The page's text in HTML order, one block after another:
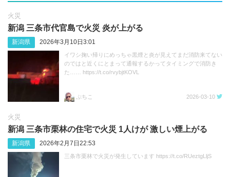
火災
新潟 三条市代官島で火災 炎が上がる
新潟県 2026年3月10日3:01
イワシ掬い帰りにめっちゃ黒煙と炎が見えてまだ消防来てない
のではと近くにとまって通報するかってタイミングで消防き
た…… https://t.co/rvybjtKOVL
ぷちこ 2026-03-10
火災
新潟 三条市栗林の住宅で火災 1人けが 激しい煙上がる
新潟県 2026年2月7日22:53
三条市栗林で火災が発生しています https://t.co/RUeztgLljS